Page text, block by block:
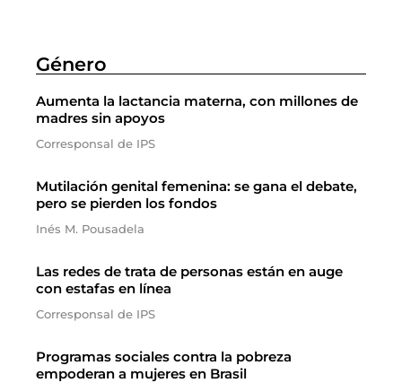
Género
Aumenta la lactancia materna, con millones de
madres sin apoyos
Corresponsal de IPS
Mutilación genital femenina: se gana el debate,
pero se pierden los fondos
Inés M. Pousadela
Las redes de trata de personas están en auge
con estafas en línea
Corresponsal de IPS
Programas sociales contra la pobreza
empoderan a mujeres en Brasil